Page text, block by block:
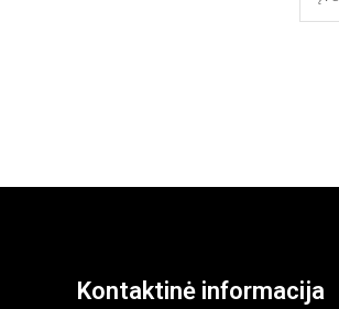
Kontaktinė informacija